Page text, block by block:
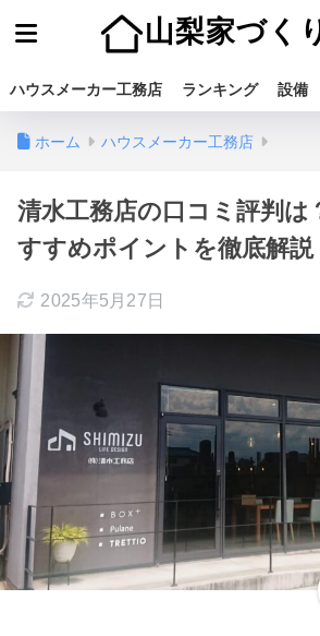
山梨家づく
ハウスメーカー工務店 ランキング 設備
ホーム ハウスメーカー工務店
清水工務店の口コミ評判は
すすめポイントを徹底解説
2025年5月27日